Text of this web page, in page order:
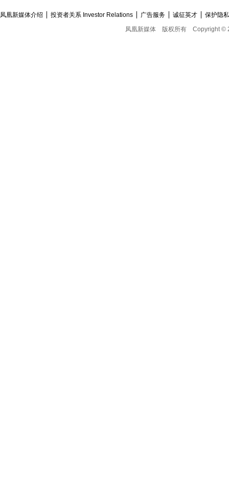
凤凰新媒体介绍 投资者关系 Investor Relations 广告服务 诚征英才
保护隐
凤凰新媒体
版权所有 Copyright ©